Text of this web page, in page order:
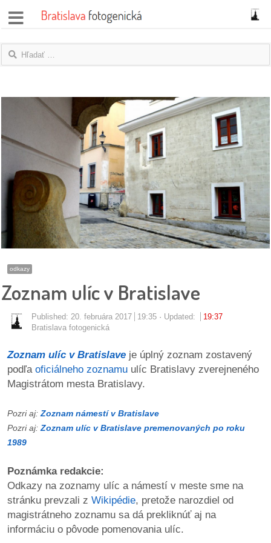
správy
rozhovory
granty
kalendár
zákony
mestské
kauzy
stavebné
konania
pripomienkové
odkazy
Zoznam ulíc v Bratislave
Published: 20. februára 2017 19:35 Updated:
19:37
Bratislava fotogenická
Zoznam ulíc v Bratislave je úplný zoznam zostavený
podľa oficiálneho zoznamu ulíc Bratislavy zverejneného
Magistrátom mesta Bratislavy.
Pozri aj: Zoznam námestí v Bratislave
Pozri aj: Zoznam ulíc v Bratislave premenovaných po roku
1989
Poznámka redakcie:
Odkazy na zoznamy ulíc a námestí v meste sme na
stránku prevzali z Wikipédie, pretože narozdiel od
magistrátneho zoznamu sa dá prekliknúť aj na
informáciu o pôvode pomenovania ulíc.